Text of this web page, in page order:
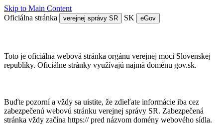
Skip to Main Content
Oficiálna stránka
verejnej správy SR SK eGov
Toto je oficiálna webová stránka orgánu verejnej moci Slovenskej
republiky. Oficiálne stránky využívajú najmä doménu gov.sk.
Buďte pozorní a vždy sa uistite, že zdieľate informácie iba cez
zabezpečenú webovú stránku verejnej správy SR. Zabezpečená
stránka vždy začína https:// pred názvom domény webového sídla.